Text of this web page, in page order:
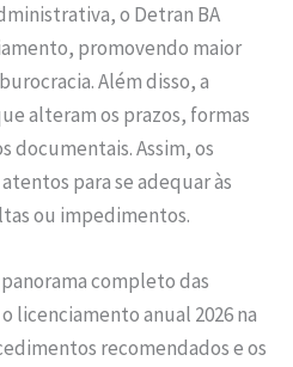
o Detran BA
promovendo maior
Além disso, a
alteram os prazos, formas
documentais. Assim, os
para se adequar às
ou impedimentos.
completo das
licenciamento anual 2026 na
recomendados e os